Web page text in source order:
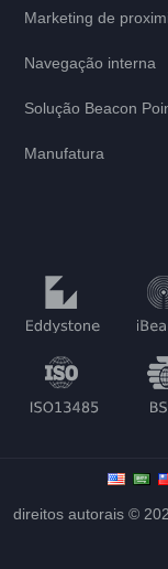
Marketing de
Navegação interna
Solução Beacon
Manufatura
direitos autorais ©